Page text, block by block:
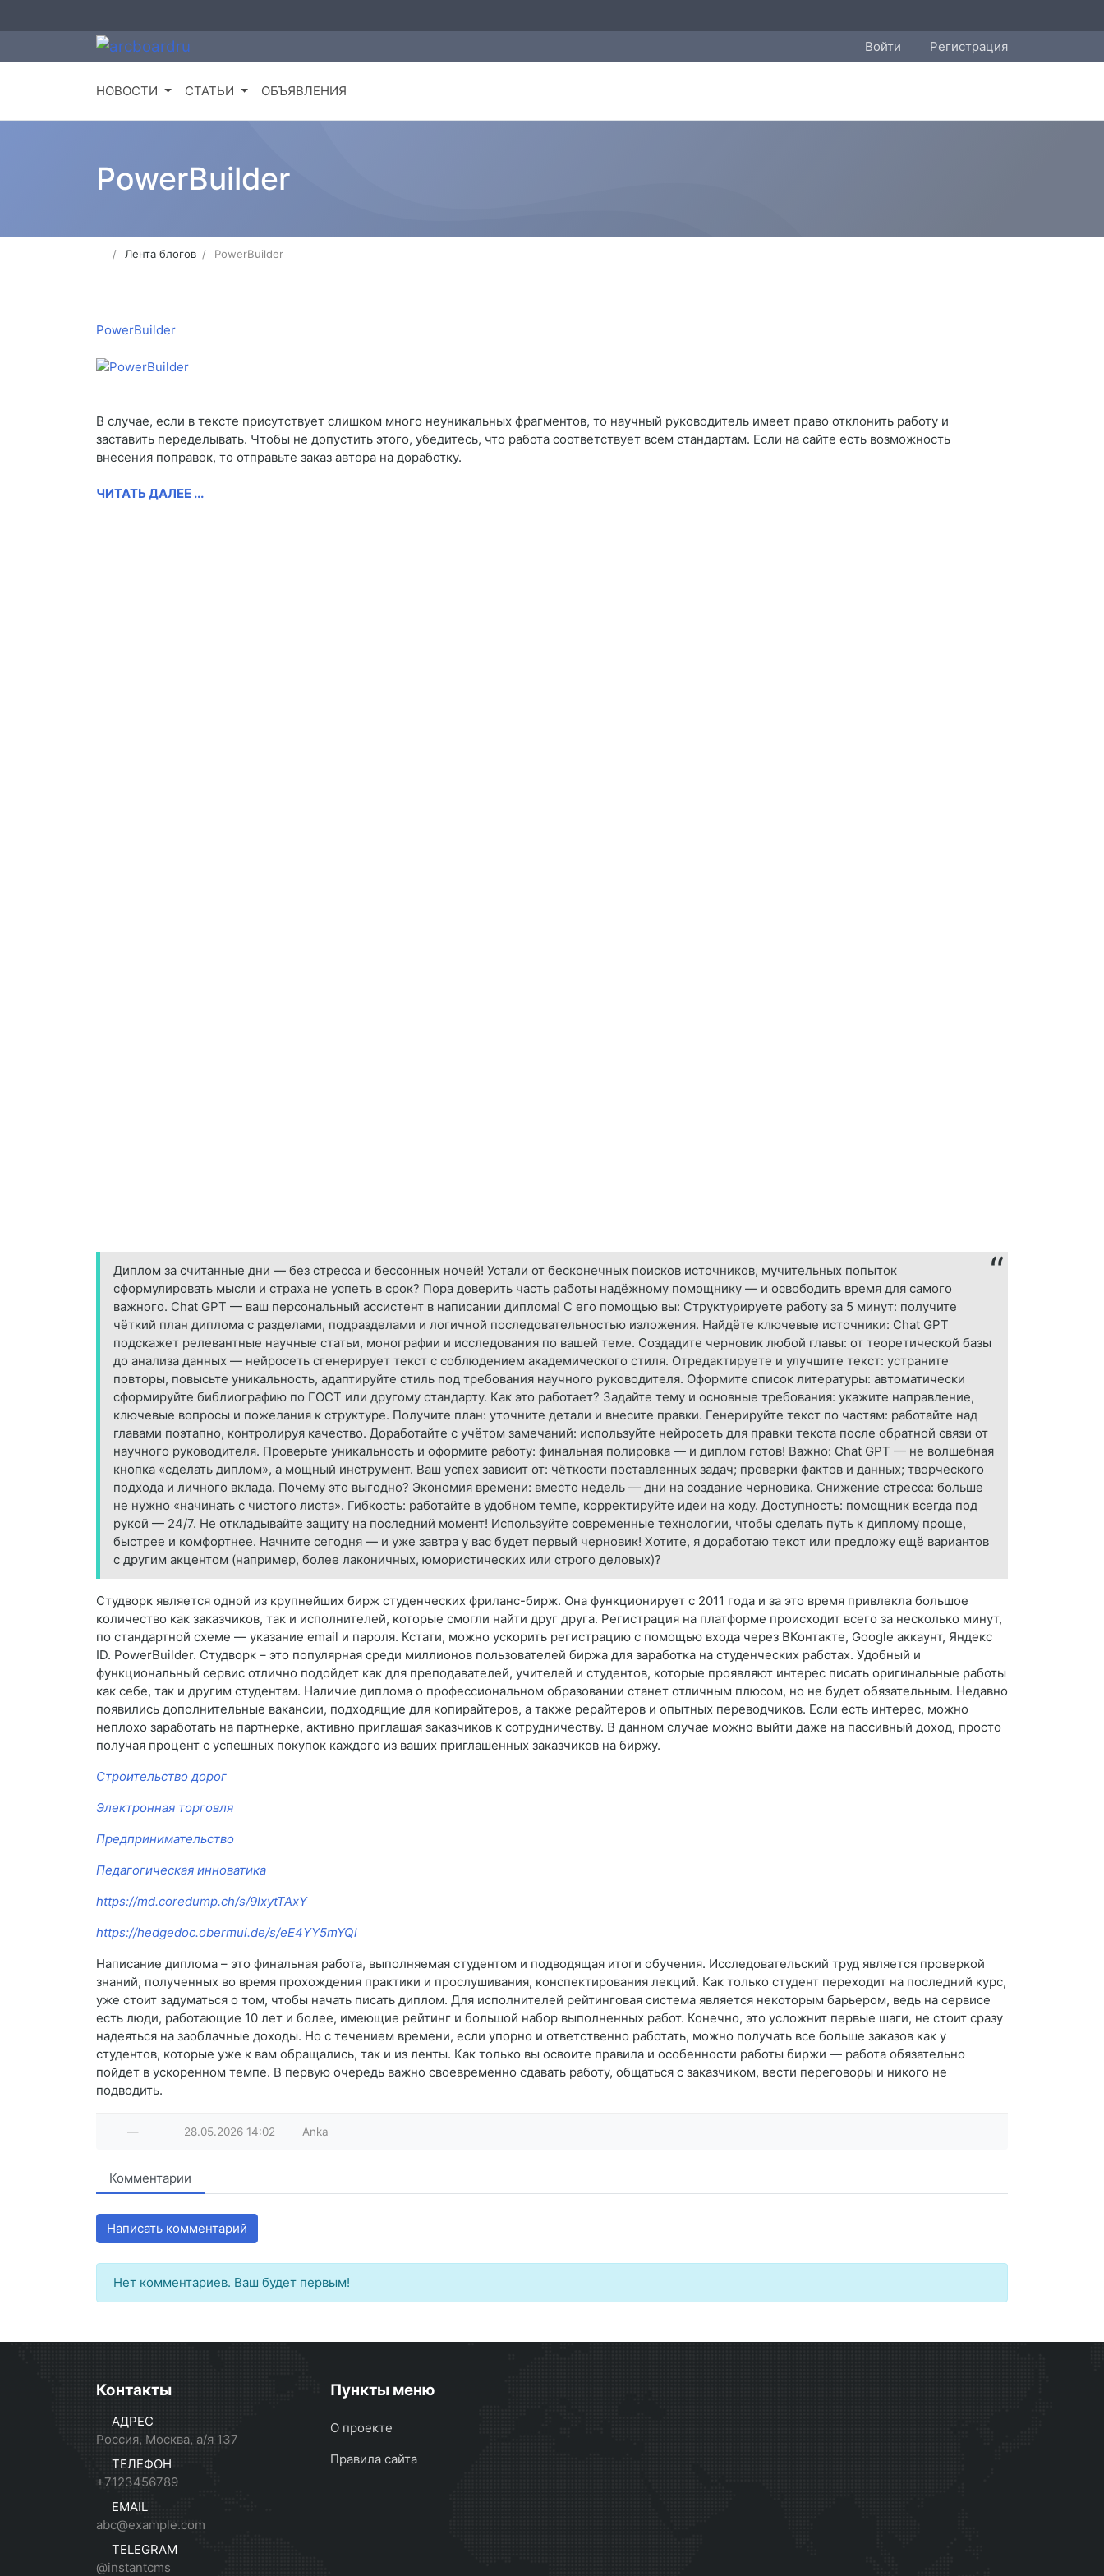
Войти Регистрация
НОВОСТИ СТАТЬИ ОБЪЯВЛЕНИЯ
PowerBuilder
Лента блогов PowerBuilder
PowerBuilder
В случае, если в тексте присутствует слишком много неуникальных фрагментов, то научный руководитель имеет право отклонить работу и
заставить переделывать. Чтобы не допустить этого, убедитесь, что работа соответствует всем стандартам. Если на сайте есть возможность
внесения поправок, то отправьте заказ автора на доработку.
ЧИТАТЬ ДАЛЕЕ ...
Диплом за считанные дни — без стресса и бессонных ночей! Устали от бесконечных поисков источников, мучительных попыток
сформулировать мысли и страха не успеть в срок? Пора доверить часть работы надёжному помощнику — и освободить время для самого
важного. Chat GPT — ваш персональный ассистент в написании диплома! С его помощью вы: Структурируете работу за 5 минут: получите
чёткий план диплома с разделами, подразделами и логичной последовательностью изложения. Найдёте ключевые источники: Chat GPT
подскажет релевантные научные статьи, монографии и исследования по вашей теме. Создадите черновик любой главы: от теоретической базы
до анализа данных — нейросеть сгенерирует текст с соблюдением академического стиля. Отредактируете и улучшите текст: устраните
повторы, повысьте уникальность, адаптируйте стиль под требования научного руководителя. Оформите список литературы: автоматически
сформируйте библиографию по ГОСТ или другому стандарту. Как это работает? Задайте тему и основные требования: укажите направление,
ключевые вопросы и пожелания к структуре. Получите план: уточните детали и внесите правки. Генерируйте текст по частям: работайте над
главами поэтапно, контролируя качество. Доработайте с учётом замечаний: используйте нейросеть для правки текста после обратной связи от
научного руководителя. Проверьте уникальность и оформите работу: финальная полировка — и диплом готов! Важно: Chat GPT — не волшебная
кнопка «сделать диплом», а мощный инструмент. Ваш успех зависит от: чёткости поставленных задач; проверки фактов и данных; творческого
подхода и личного вклада. Почему это выгодно? Экономия времени: вместо недель — дни на создание черновика. Снижение стресса: больше
не нужно «начинать с чистого листа». Гибкость: работайте в удобном темпе, корректируйте идеи на ходу. Доступность: помощник всегда под
рукой — 24/7. Не откладывайте защиту на последний момент! Используйте современные технологии, чтобы сделать путь к диплому проще,
быстрее и комфортнее. Начните сегодня — и уже завтра у вас будет первый черновик! Хотите, я доработаю текст или предложу ещё вариантов
с другим акцентом (например, более лаконичных, юмористических или строго деловых)?
Студворк является одной из крупнейших бирж студенческих фриланс-бирж. Она функционирует с 2011 года и за это время привлекла большое
количество как заказчиков, так и исполнителей, которые смогли найти друг друга. Регистрация на платформе происходит всего за несколько минут,
по стандартной схеме — указание email и пароля. Кстати, можно ускорить регистрацию с помощью входа через ВКонтакте, Google аккаунт, Яндекс
ID. PowerBuilder. Студворк – это популярная среди миллионов пользователей биржа для заработка на студенческих работах. Удобный и
функциональный сервис отлично подойдет как для преподавателей, учителей и студентов, которые проявляют интерес писать оригинальные работы
как себе, так и другим студентам. Наличие диплома о профессиональном образовании станет отличным плюсом, но не будет обязательным. Недавно
появились дополнительные вакансии, подходящие для копирайтеров, а также рерайтеров и опытных переводчиков. Если есть интерес, можно
неплохо заработать на партнерке, активно приглашая заказчиков к сотрудничеству. В данном случае можно выйти даже на пассивный доход, просто
получая процент с успешных покупок каждого из ваших приглашенных заказчиков на биржу.
Строительство дорог
Электронная торговля
Предпринимательство
Педагогическая инноватика
https://md.coredump.ch/s/9IxytTAxY
https://hedgedoc.obermui.de/s/eE4YY5mYQl
Написание диплома – это финальная работа, выполняемая студентом и подводящая итоги обучения. Исследовательский труд является проверкой
знаний, полученных во время прохождения практики и прослушивания, конспектирования лекций. Как только студент переходит на последний курс,
уже стоит задуматься о том, чтобы начать писать диплом. Для исполнителей рейтинговая система является некоторым барьером, ведь на сервисе
есть люди, работающие 10 лет и более, имеющие рейтинг и большой набор выполненных работ. Конечно, это усложнит первые шаги, не стоит сразу
надеяться на заоблачные доходы. Но с течением времени, если упорно и ответственно работать, можно получать все больше заказов как у
студентов, которые уже к вам обращались, так и из ленты. Как только вы освоите правила и особенности работы биржи — работа обязательно
пойдет в ускоренном темпе. В первую очередь важно своевременно сдавать работу, общаться с заказчиком, вести переговоры и никого не
подводить.
— 28.05.2026 14:02 Anka
Комментарии
Написать комментарий
Нет комментариев. Ваш будет первым!
Контакты
АДРЕС
Россия, Москва, а/я 137
ТЕЛЕФОН
+7123456789
EMAIL
abc@example.com
TELEGRAM
@instantcms
Пункты меню
О проекте
Правила сайта